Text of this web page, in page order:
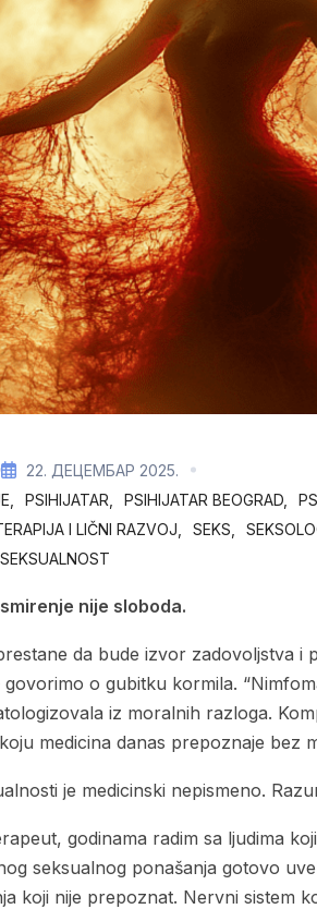
22. ДЕЦЕМБАР 2025.
PSIHIJATAR PSIHIJATAR BEOGRAD
I LIČNI RAZVOJ SEKS
SEKSUALNOST
nije sloboda.
o gubitku kormila.
iz moralnih razloga.
medicina danas prepoznaje bez
je medicinski nepismeno.
seksualnog ponašanja gotovo
koji nije prepoznat. Nervni sistem